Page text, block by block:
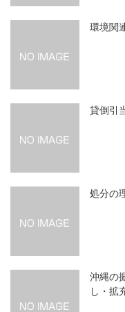
環境関
貸倒引
処分の
沖縄の
し・拡